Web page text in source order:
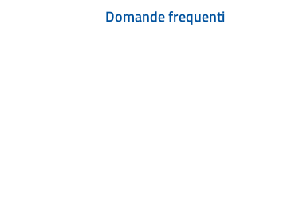
Domande frequenti